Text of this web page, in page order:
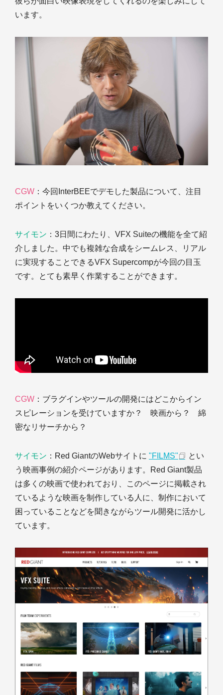
います。
CGW ：今回InterBEEでデモした製品について、注目
ポイントをいくつか教えてください。
サイモン ：3日間にわたり、VFX Suiteの機能を全て紹
介しました。中でも複雑な合成をシームレス、リアル
に実現することできるVFX Supercompが今回の目玉
です。とても素早く作業することができます。
CGW ：ブラグインやツールの開発にはどこからイン
スピレーションを受けていますか？ 映画から？ 綿
密なリサーチから？
サイモン ：Red GiantのWebサイトに "FILMS"
とい
う映画事例の紹介ページがあります。Red Giant製品
は多くの映画で使われており、このページに掲載され
ているような映画を制作している人に、制作において
困っていることなどを聞きながらツール開発に活かし
ています。